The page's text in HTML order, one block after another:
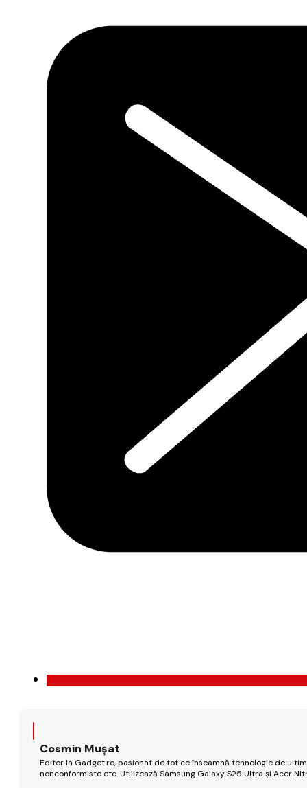
Cosmin Mușat
Editor la Gadget.ro, pasionat de tot ce înseamnă tehnologie de
nonconformiste etc. Utilizează Samsung Galaxy S25 Ultra și Acer